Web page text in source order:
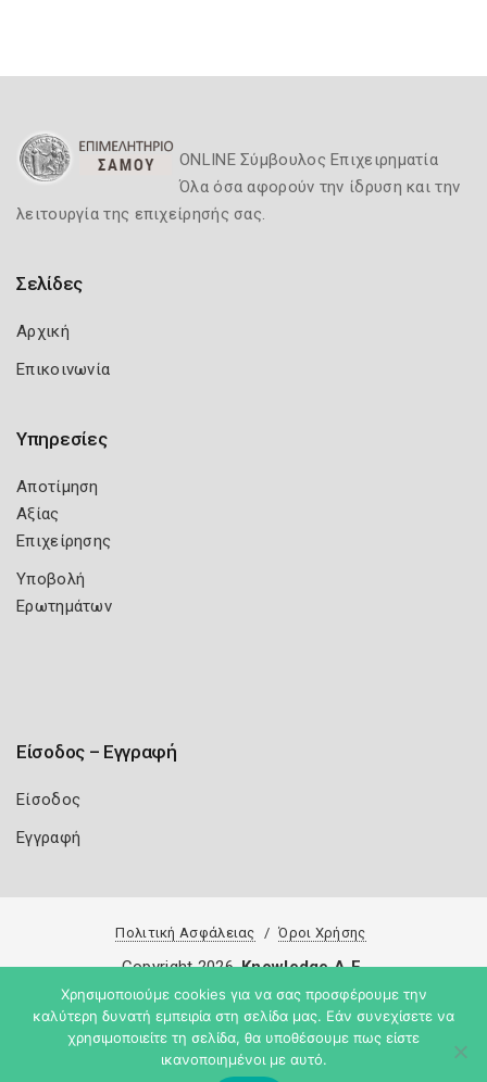
ONLINE Σύμβουλος Επιχειρηματία
Όλα όσα αφορούν την ίδρυση και την
λειτουργία της επιχείρησής σας.
Σελίδες
Αρχική
Επικοινωνία
Υπηρεσίες
Αποτίμηση
Αξίας
Επιχείρησης
Υποβολή
Ερωτημάτων
Είσοδος – Εγγραφή
Είσοδος
Εγγραφή
Πολιτική Ασφάλειας Όροι Χρήσης
Copyright 2026 Knowledge A.E.
Χρησιμοποιούμε cookies για να σας προσφέρουμε την
καλύτερη δυνατή εμπειρία στη σελίδα μας. Εάν συνεχίσετε να
χρησιμοποιείτε τη σελίδα, θα υποθέσουμε πως είστε
ικανοποιημένοι με αυτό.